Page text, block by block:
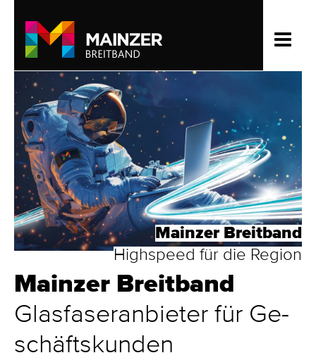
Mainzer Breitband
Highspeed für die Region
Main­zer Breit­band
Glas­faser­an­biet­er für Ge­
schäfts­kund­en